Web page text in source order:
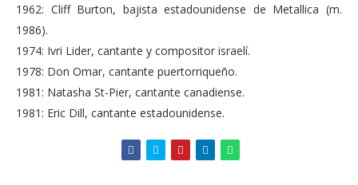
1962: Cliff Burton, bajista estadounidense de Metallica (m.
1986).
1974: Ivri Lider, cantante y compositor israelí.
1978: Don Omar, cantante puertorriqueño.
1981: Natasha St-Pier, cantante canadiense.
1981: Eric Dill, cantante estadounidense.